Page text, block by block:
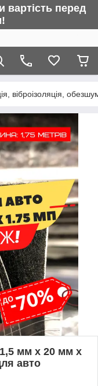
вартість перед
віброізоляція,
мм х 20 мм х
авто